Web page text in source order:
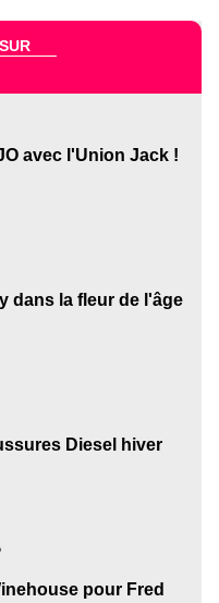
avec l'Union Jack !
dans la fleur de l'âge
Diesel hiver
pour Fred